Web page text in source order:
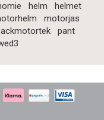
helm
helmet
motorjas
pant